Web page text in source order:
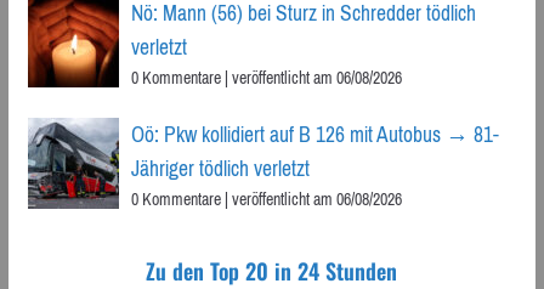
Nö: Mann (56) bei Sturz in Schredder tödlich
verletzt
0 Kommentare|veröffentlicht am 06/08/2026
Oö: Pkw kollidiert auf B 126 mit Autobus → 81-
Jähriger tödlich verletzt
0 Kommentare|veröffentlicht am 06/08/2026
Zu den Top 20 in 24 Stunden